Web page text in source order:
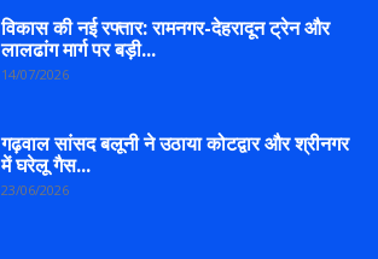
विकास की नई रफ्तार: रामनगर-देहरादून ट्रेन और
लालढांग मार्ग पर बड़ी...
14/07/2026
गढ़वाल सांसद बलूनी ने उठाया कोटद्वार और श्रीनगर
में घरेलू गैस...
23/06/2026